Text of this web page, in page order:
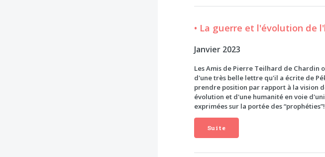
• La guerre et l'évolution de
Janvier 2023
Les Amis de Pierre Teilhard de Chardin
d'une très belle lettre qu'il a écrite de
prendre position par rapport à la vision
évolution et d'une humanité en voie
exprimées sur la portée des
Suite